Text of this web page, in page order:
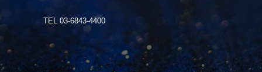
TEL 03-6843-4400